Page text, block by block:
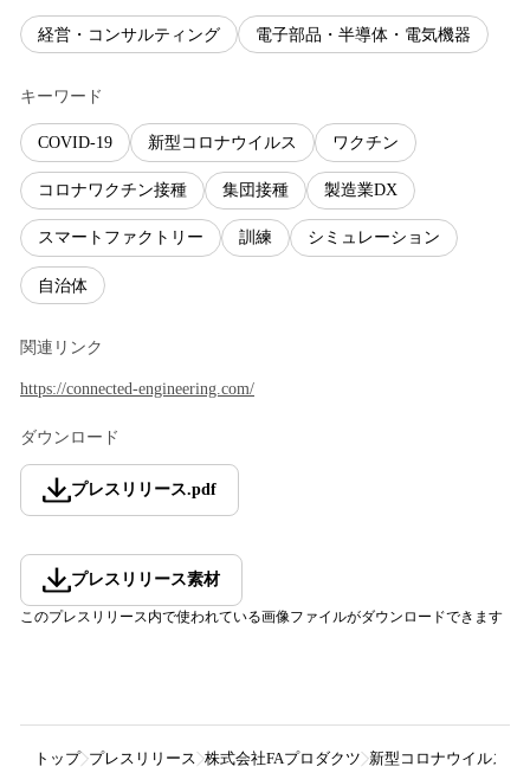
経営・コンサルティング 電子部品・半導体・電気機器
キーワード
COVID-19 新型コロナウイルス ワクチン
コロナワクチン接種 集団接種 製造業DX
スマートファクトリー 訓練 シミュレーション
自治体
関連リンク
https://connected-engineering.com/
ダウンロード
プレスリリース.pdf
プレスリリース素材
このプレスリリース内で使われている画像ファイルがダウンロードできます
トップ プレスリリース 株式会社FAプロダクツ 新型コロナウイルス